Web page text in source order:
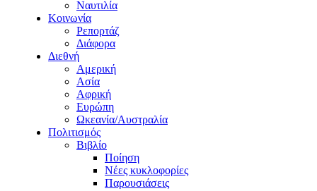
Ναυτιλία
Κοινωνία
Ρεπορτάζ
Διάφορα
Διεθνή
Αμερική
Ασία
Αφρική
Ευρώπη
Ωκεανία/Αυστραλία
Πολιτισμός
Βιβλίο
Ποίηση
Νέες κυκλοφορίες
Παρουσιάσεις